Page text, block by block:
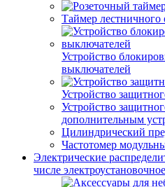
Таймер лестничного
Устройство
выключателей
Устройство
Устройство
дополнительным
Цилиндрический
Частотомер
Электрические
числе